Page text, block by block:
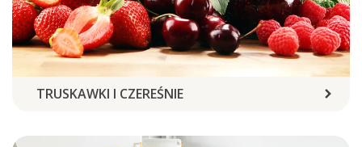
TRUSKAWKI I CZEREŚNIE